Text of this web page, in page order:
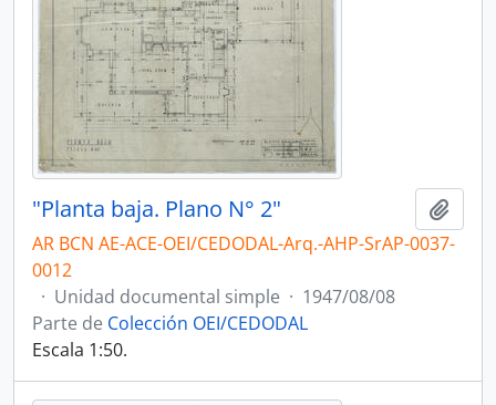
"Planta baja. Plano N° 2"
AR BCN AE-ACE-OEI/CEDODAL-Arq.-AHP-SrAP-0037-
0012
· Unidad documental simple · 1947/08/08
Parte de Colección OEI/CEDODAL
Escala 1:50.